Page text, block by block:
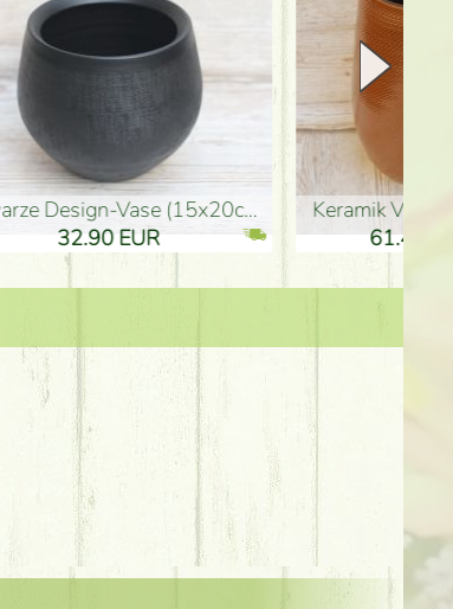
Vase 35*21cm
EUR
Holzfigur für Schulabgänger (10
3.80 EUR